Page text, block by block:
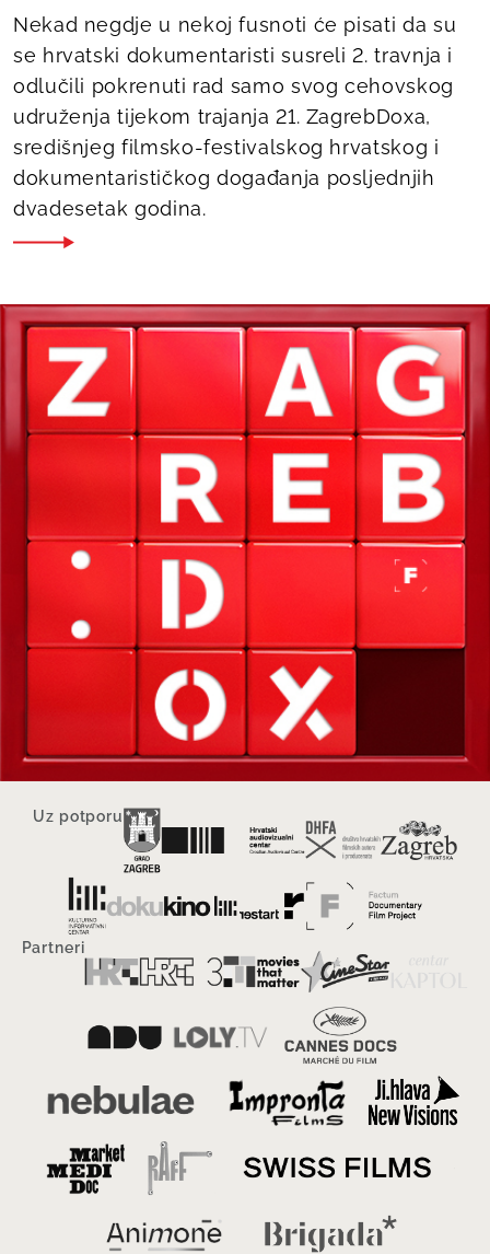
Nekad negdje u nekoj fusnoti će pisati da su
se hrvatski dokumentaristi susreli 2. travnja i
odlučili pokrenuti rad samo svog cehovskog
udruženja tijekom trajanja 21. ZagrebDoxa,
središnjeg filmsko-festivalskog hrvatskog i
dokumentarističkog događanja posljednjih
dvadesetak godina.
Uz potporu
Partneri